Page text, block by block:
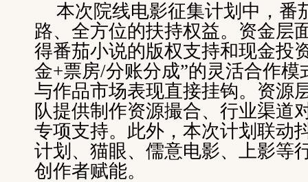
本次院线电影征集计划中，番
路、全方位的扶持权益。资金层
得番茄小说的版权支持和现金投
金+票房/分账分成”的灵活合作模
与作品市场表现直接挂钩。资源
队提供制作资源撮合、行业渠道
专项支持。此外，本次计划联动
计划、猫眼、儒意电影、上影等
创作者赋能。